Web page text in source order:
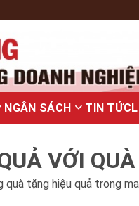
NGÂN SÁCH TIN TỨC
VỚI
tặng hiệu quả trong